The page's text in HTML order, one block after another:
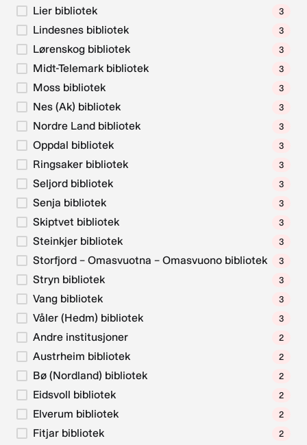
Lier bibliotek 3
Lindesnes bibliotek 3
Lørenskog bibliotek 3
Midt-Telemark bibliotek 3
Moss bibliotek 3
Nes (Ak) bibliotek 3
Nordre Land bibliotek 3
Oppdal bibliotek 3
Ringsaker bibliotek 3
Seljord bibliotek 3
Senja bibliotek 3
Skiptvet bibliotek 3
Steinkjer bibliotek 3
Storfjord – Omasvuotna – Omasvuono bibliotek 3
Stryn bibliotek 3
Vang bibliotek 3
Våler (Hedm) bibliotek 3
Andre institusjoner 2
Austrheim bibliotek 2
Bø (Nordland) bibliotek 2
Eidsvoll bibliotek 2
Elverum bibliotek 2
Fitjar bibliotek 2